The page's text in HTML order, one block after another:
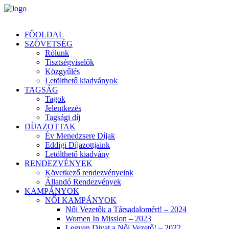
FŐOLDAL
SZÖVETSÉG
Rólunk
Tisztségviselők
Közgyűlés
Letölthető kiadványok
TAGSÁG
Tagok
Jelentkezés
Tagsági díj
DÍJAZOTTAK
Év Menedzsere Díjak
Eddigi Díjazottjaink
Letölthető kiadvány
RENDEZVÉNYEK
Következő rendezvényeink
Állandó Rendezvények
KAMPÁNYOK
NŐI KAMPÁNYOK
Női Vezetők a Társadalomért! – 2024
Women In Mission – 2023